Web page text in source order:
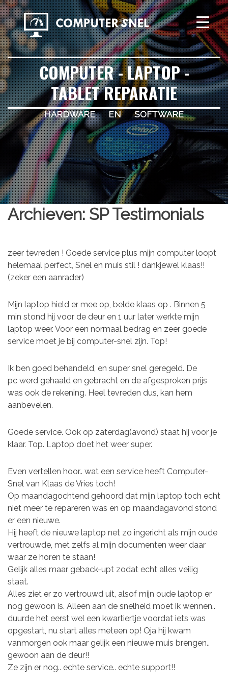
COMPUTER - LAPTOP -
TABLET REPARATIE
hardware en software
Archieven: SP Testimonials
zeer tevreden ! Goede service plus mijn computer loopt
helemaal perfect, Snel en muis stil ! dankjewel klaas!!
(zeker een aanrader)
Mijn laptop hield er mee op, belde klaas op . Binnen 5
min stond hij voor de deur en 1 uur later werkte mijn
laptop weer. Voor een normaal bedrag en zeer goede
service moet je bij computer-snel zijn. Top!
Ik ben goed behandeld, en super snel geregeld. De
pc werd gehaald en gebracht en de afgesproken prijs
was ook de rekening. Heel tevreden dus, kan hem
aanbevelen.
Goede service. Ook op zaterdag(avond) staat hij voor je
klaar. Top. Laptop doet het weer super.
Even vertellen hoor.. wat een service heeft Computer-
Snel van Klaas de Vries toch!
Op maandagochtend gehoord dat mijn laptop toch echt
niet meer te repareren was en op maandagavond stond
er een nieuwe.
Hij heeft de nieuwe laptop net zo ingericht als mijn oude
vertrouwde, met zelfs al mijn documenten weer daar
waar ze horen te staan!
Gelijk alles maar geback-upt zodat echt alles veilig
staat.
Alles ziet er zo vertrouwd uit, alsof mijn oude laptop er
nog gewoon is. Alleen aan de snelheid moet ik wennen..
duurde het eerst wel een kwartiertje voordat iets was
opgestart, nu start alles meteen op! Oja hij kwam
vanmorgen ook maar gelijk een nieuwe muis brengen..
gewoon aan de deur!!
Ze zijn er nog.. echte service.. echte support!!